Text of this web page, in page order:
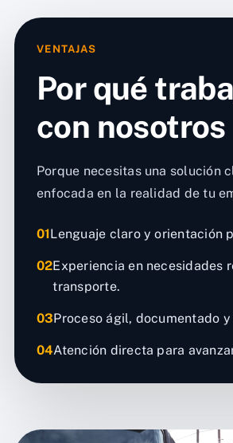
VENTAJAS
Por qué
con nosotros
Porque necesitas una solución
enfocada en la realidad de tu
01Lenguaje claro y orientación
02Experiencia en necesidades
transporte.
03Proceso ágil, documentado
04Atención directa para